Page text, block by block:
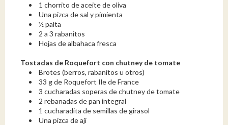
1 chorrito de aceite de oliva
Una pizca de sal y pimienta
½ palta
2 a 3 rabanitos
Hojas de albahaca fresca
Tostadas de Roquefort con chutney de tomate
Brotes (berros, rabanitos u otros)
33 g de Roquefort Ile de France
3 cucharadas soperas de chutney de tomate
2 rebanadas de pan integral
1 cucharadita de semillas de girasol
Una pizca de ají